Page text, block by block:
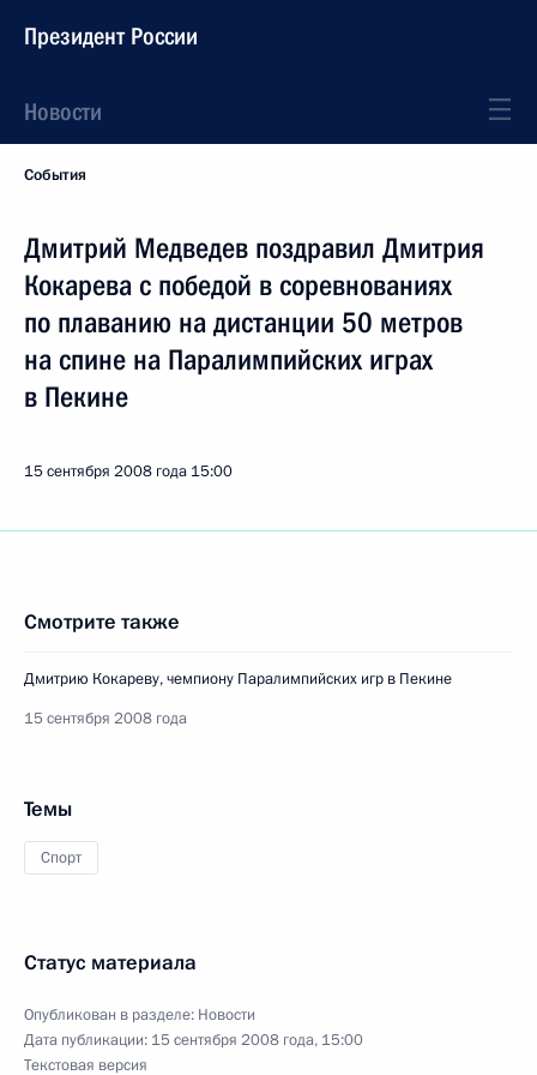
Президент России
Новости
События
Дмитрий Медведев поздравил Дмитрия
Кокарева с победой в соревнованиях
по плаванию на дистанции 50 метров
на спине на Паралимпийских играх
в Пекине
15 сентября 2008 года 15:00
Смотрите также
Дмитрию Кокареву, чемпиону Паралимпийских игр в Пекине
15 сентября 2008 года
Темы
Спорт
Статус материала
Опубликован в разделе: Новости
Дата публикации: 15 сентября 2008 года, 15:00
Текстовая версия